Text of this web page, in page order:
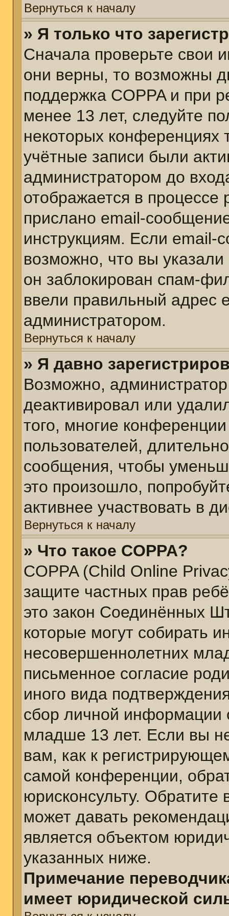
Вернуться к началу
» Я только что
Сначала проверьте свои
они верны, то возможны
поддержка COPPA и при
менее 13 лет, следуйте
некоторых конференциях
учётные записи были
администратором до
отображается в
прислано email-
инструкциям. Если email-
возможно, что вы
он заблокирован спам-
ввели правильный адрес
администратором.
Вернуться к началу
» Я давно
Возможно,
деактивировал или
того, многие
пользователей,
сообщения, чтобы
это произошло,
активнее участвовать в
Вернуться к началу
» Что такое COPPA?
COPPA (Child Online
защите частных прав
это закон Соединённых
которые могут собирать
несовершеннолетних
письменное согласие
иного вида
сбор личной информации
младше 13 лет. Если вы
вам, как к
самой конференции,
юрисконсульту.
может давать
является объектом
указанных ниже.
Примечание
имеет юридической